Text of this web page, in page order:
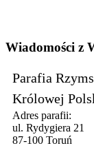
Wiadomości z
Parafia
Królowej
Adres parafii:
ul. Rydygiera 21
87-100 Toruń